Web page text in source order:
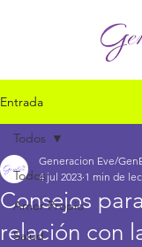
Entrada
Todos
Amor Propio
Salud
Todos
Consejos
relación con
Generacion Eve/
4 jul 2023 1 min de